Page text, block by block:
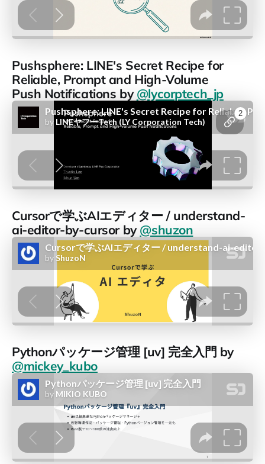
Pushsphere: LINE's Secret Recipe for
Reliable, Prompt and High-Volume
Push Notifications by@lycorptech_jp
Cursorで学ぶAIエディター / understand-
ai-editor-by-cursor by@shuzon
Pythonパッケージ管理 [uv] 完全入門 by
@mickey_kubo